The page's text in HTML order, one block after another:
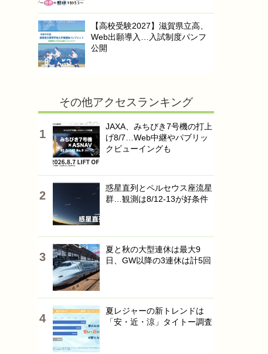
【高校受験2027】滋賀県立高、
Web出願導入…入試制度パンフ
公開
その他アクセスランキング
JAXA、みちびき7号機の打上
げ8/7…Web中継やパブリッ
クビューイングも
惑星直列とペルセウス座流星
群…観測は8/12-13が好条件
夏と秋の大型連休は最大9
日、GW以降の3連休は計5回
夏レジャーの新トレンドは
「安・近・涼」タイトー調査